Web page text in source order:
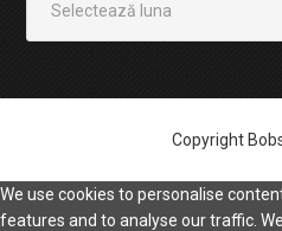
Copyright
We use cookies to personalise
features and to analyse our traffic.